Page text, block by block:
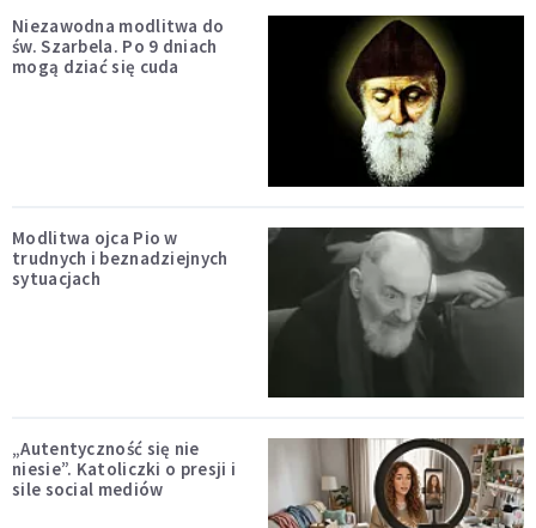
Niezawodna modlitwa do
św. Szarbela. Po 9 dniach
mogą dziać się cuda
Modlitwa ojca Pio w
trudnych i beznadziejnych
sytuacjach
„Autentyczność się nie
niesie”. Katoliczki o presji i
sile social mediów